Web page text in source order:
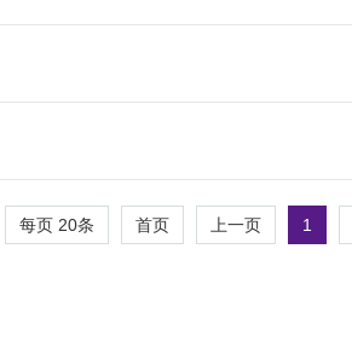
每页 20条 首页 上一页 1